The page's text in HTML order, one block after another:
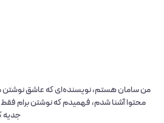
من سامان هستم، نویسنده‌ای که عاشق نوشتن
محتوا آشنا شدم، فهمیدم که نوشتن برام
جدیه